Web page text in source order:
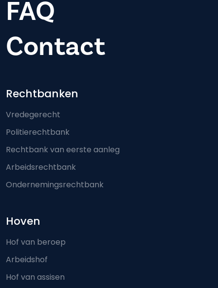
FAQ
Contact
Footer-menu
Rechtbanken
Vredegerecht
Politierechtbank
Rechtbank van eerste aanleg
Arbeidsrechtbank
Ondernemingsrechtbank
Hoven
Hof van beroep
Arbeidshof
Hof van assisen